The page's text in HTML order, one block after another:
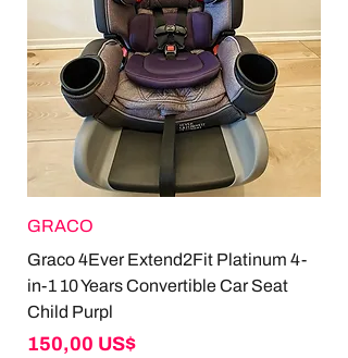
GRACO
Graco 4Ever Extend2Fit Platinum 4-
in-1 10 Years Convertible Car Seat
Child Purpl
Giá
150,00 US$